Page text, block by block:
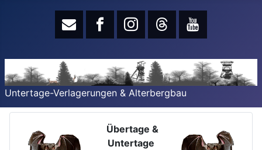
Untertage-Verlagerungen & Alterbergbau
Übertage &
Untertage